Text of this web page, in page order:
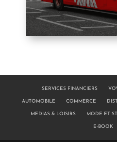
SERVICES FINANCIERS
AUTOMOBILE COMMERCE
MEDIAS & LOISIRS MODE ET
E-BOOK